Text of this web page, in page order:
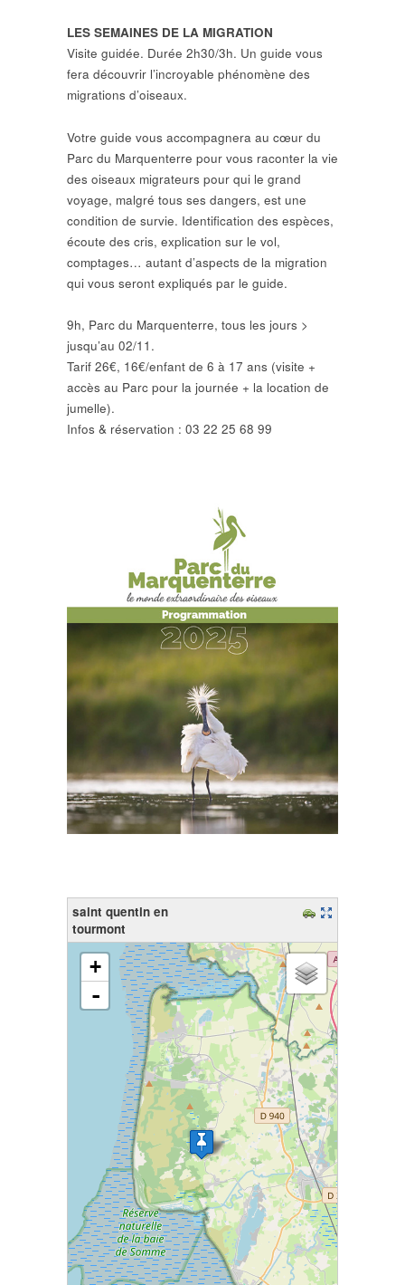
LES SEMAINES DE LA MIGRATION
Visite guidée. Durée 2h30/3h. Un guide vous
fera découvrir l’incroyable phénomène des
migrations d’oiseaux.
Votre guide vous accompagnera au cœur du
Parc du Marquenterre pour vous raconter la vie
des oiseaux migrateurs pour qui le grand
voyage, malgré tous ses dangers, est une
condition de survie. Identification des espèces,
écoute des cris, explication sur le vol,
comptages… autant d’aspects de la migration
qui vous seront expliqués par le guide.
9h, Parc du Marquenterre, tous les jours >
jusqu’au 02/11.
Tarif 26€, 16€/enfant de 6 à 17 ans (visite +
accès au Parc pour la journée + la location de
jumelle).
Infos & réservation : 03 22 25 68 99
saint quentin en
tourmont
chargement de la carte - veuillez patienter...
+
-